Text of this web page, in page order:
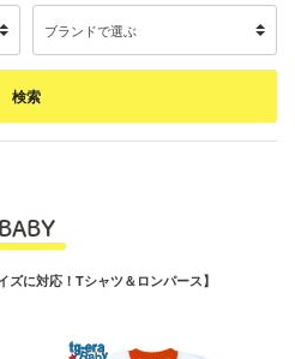
BABY
ズに対応！Tシャツ＆ロンパース】